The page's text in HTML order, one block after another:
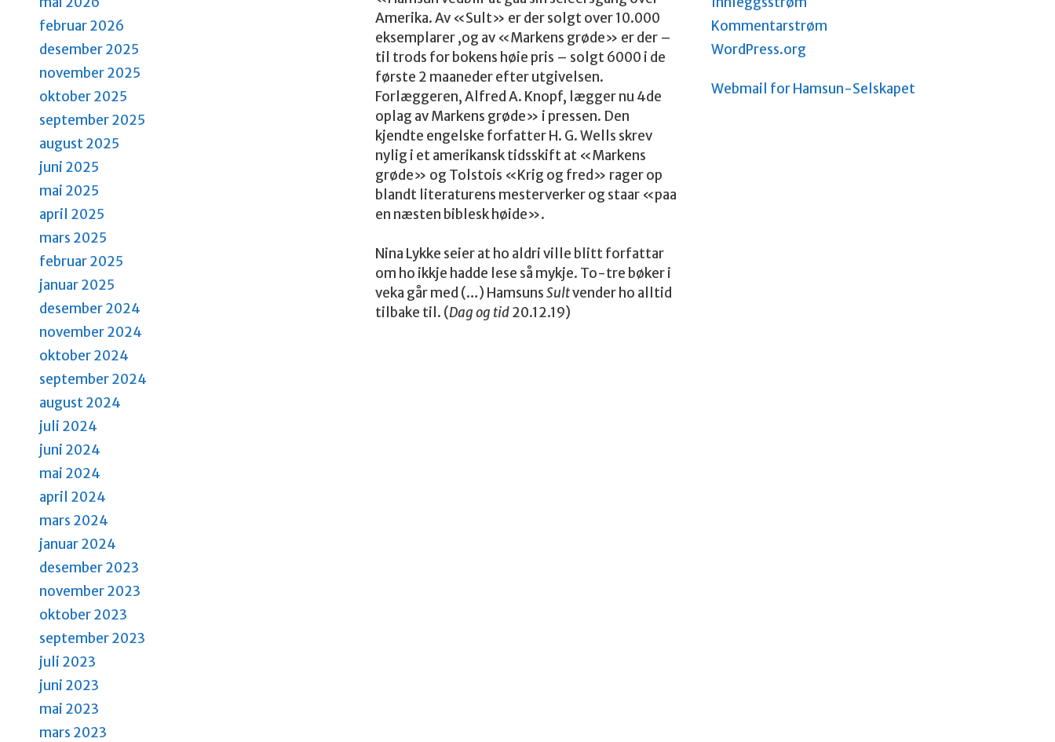
a
n
d
V
i
e
w
s
N
a
v
i
g
a
t
i
o
n
a
g
e
m
e
n
e
r
.
februar 2026
desember 2025
november 2025
oktober 2025
september 2025
august 2025
juni 2025
mai 2025
april 2025
mars 2025
februar 2025
januar 2025
desember 2024
november 2024
oktober 2024
september 2024
august 2024
juli 2024
juni 2024
mai 2024
april 2024
mars 2024
januar 2024
desember 2023
november 2023
oktober 2023
september 2023
juli 2023
juni 2023
mai 2023
mars 2023
Amerika. Av «Sult» er der solgt over 10.000
eksemplarer ,og av «Markens grøde» er der –
til trods for bokens høie pris – solgt 6000 i de
første 2 maaneder efter utgivelsen.
Forlæggeren, Alfred A. Knopf, lægger nu 4de
oplag av Markens grøde» i pressen. Den
kjendte engelske forfatter H. G. Wells skrev
nylig i et amerikansk tidsskift at «Markens
grøde» og Tolstois «Krig og fred» rager op
blandt literaturens mesterverker og staar «paa
en næsten biblesk høide».
Nina Lykke seier at ho aldri ville blitt forfattar
om ho ikkje hadde lese så mykje. To-tre bøker i
veka går med (…) HamsunsSultvender ho alltid
tilbake til. (Dag og tid20.12.19)
Kommentarstrøm
WordPress.org
Webmail for Hamsun-Selskapet